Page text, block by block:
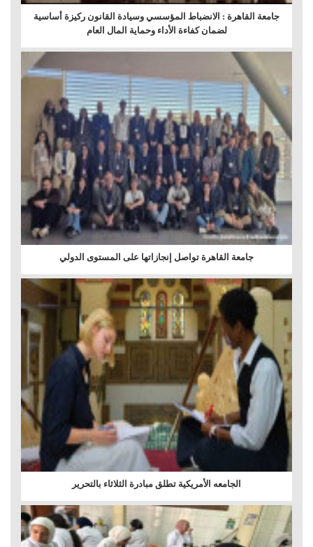
جامعة القاهرة : الانضباط المؤسسي وسيادة القانون ركيزة أساسية
لضمان كفاءة الأداء وحماية المال العام
جامعة القاهرة تواصل إنجازاتها على المستوى الدولي
الجامعه الأمريكية تطلق مبادرة الثلاثاء بالتحرير